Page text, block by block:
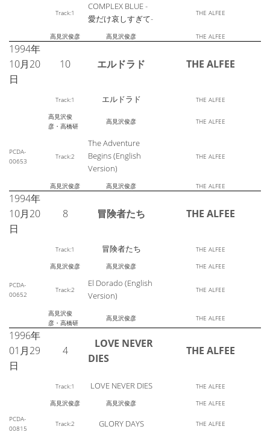
Track:1
COMPLEX BLUE -
愛だけ哀しすぎて-
THE ALFEE
高見沢俊彦 高見沢俊彦 THE ALFEE
1994年
10月20
日
10 エルドラド THE ALFEE
Track:1 エルドラド THE ALFEE
高見沢俊
彦・高橋研
高見沢俊彦 THE ALFEE
PCDA-
00653
Track:2
The Adventure
Begins (English
Version)
THE ALFEE
高見沢俊彦 高見沢俊彦 THE ALFEE
1994年
10月20
日
8 冒険者たち THE ALFEE
Track:1 冒険者たち THE ALFEE
高見沢俊彦 高見沢俊彦 THE ALFEE
PCDA-
00652
Track:2
El Dorado (English
Version)
THE ALFEE
高見沢俊
彦・高橋研
高見沢俊彦 THE ALFEE
1996年
01月29
日
4
LOVE NEVER
DIES
THE ALFEE
Track:1 LOVE NEVER DIES THE ALFEE
高見沢俊彦 高見沢俊彦
THE ALFEE
PCDA-
00815
Track:2 GLORY DAYS THE ALFEE